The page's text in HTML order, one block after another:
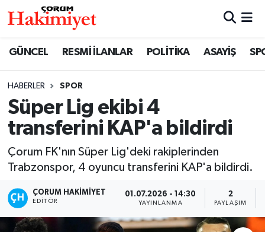
GÜNCEL RESMİ İLANLAR POLİTİKA ASAYİŞ
HABERLER SPOR
Süper Lig ekibi 4
transferini KAP'a bildirdi
Çorum FK'nın Süper Lig'deki rakiplerinden
Trabzonspor, 4 oyuncu transferini KAP'a bildirdi.
ÇORUM HAKIMIYET
EDITÖR
01.07.2026 - 14:30
YAYINLANMA
2
PAYLAŞIM
SAĞLIK
ASAYİŞ
EKONOMİ
GÜNCEL
AKTÜEL
Nöbetçi Eczaneler
Çorum Namaz Vakitleri
Trafik Durumu
Süper Lig Puan Durumu ve Fikstür
Tüm Manşetler
Son Dakika Haberleri